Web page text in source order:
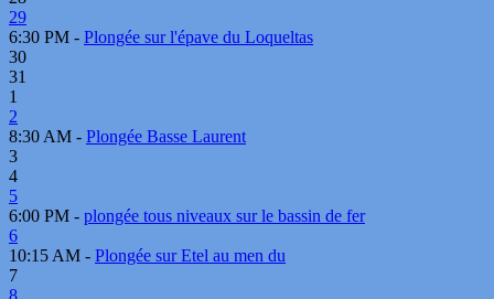
29
6:30 PM - Plongée sur l'épave du Loqueltas
30
31
1
2
8:30 AM - Plongée Basse Laurent
3
4
5
6:00 PM - plongée tous niveaux sur le bassin de fer
6
10:15 AM - Plongée sur Etel au men du
7
8